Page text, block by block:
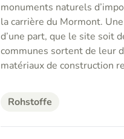
monuments naturels
la carrière du Mormont.
d’une part, que le site soit
communes sortent de leur
matériaux de construction
Rohstoffe